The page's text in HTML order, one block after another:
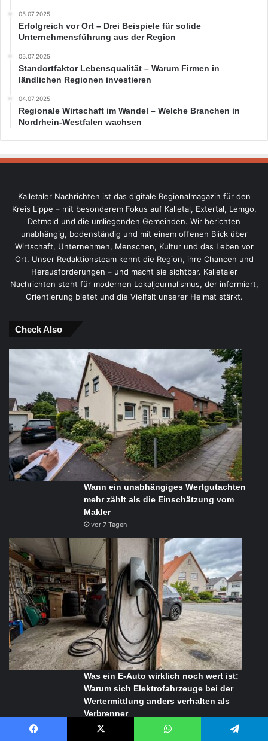
05.07.2025
Erfolgreich vor Ort – Drei Beispiele für solide
Unternehmensführung aus der Region
05.07.2025
Standortfaktor Lebensqualität – Warum Firmen in
ländlichen Regionen investieren
04.07.2025
Regionale Wirtschaft im Wandel – Welche Branchen in
Nordrhein-Westfalen wachsen
Kalletaler Nachrichten ist das digitale Regionalmagazin für den
Kreis Lippe – mit besonderem Fokus auf Kalletal, Extertal, Lemgo,
Detmold und die umliegenden Gemeinden. Wir berichten
unabhängig, bodenständig und mit einem offenen Blick über
Wirtschaft, Unternehmen, Menschen, Kultur und das Leben vor
Ort. Unser Redaktionsteam kennt die Region, ihre Chancen und
Herausforderungen – und macht sie sichtbar. Kalletaler
Nachrichten steht für modernen Lokaljournalismus, der informiert,
Orientierung bietet und die Vielfalt unserer Heimat stärkt.
Check Also
Wann ein unabhängiges Wertgutachten
mehr zählt als die Einschätzung vom
Makler
vor 7 Tagen
Was ein E-Auto wirklich noch wert ist:
Warum sich Elektrofahrzeuge bei der
Wertermittlung anders verhalten als
Verbrenner
vor 7 Tagen